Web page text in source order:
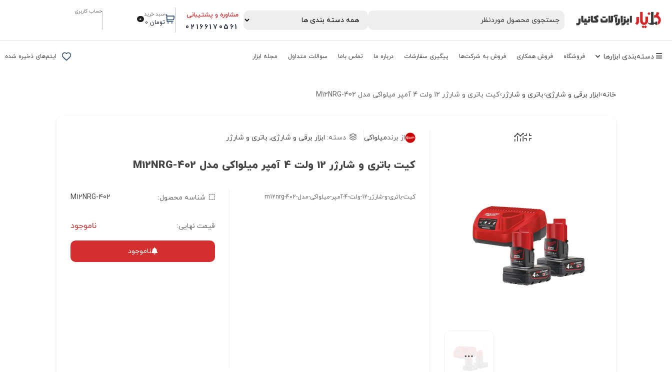
سبد خرید
0تومان 0 مشاوره و پشتیبانی
02166170561
حساب کاربری
دسته‌‌بندی‌ ابزارها فروشگاه فروش همکاری فروش به شرکت‌ها پیگیری سفارشات درباره ما تماس باما سوالات متداول مجله ابزار ایتم‌های ذخیره شده
خانه ابزار برقی و شارژی باتری و شارژر کیت باتری و شارژر 12 ولت 4 آمپر میلواکی مدل M12NRG-402
از برندمیلواکی دسته: ابزار برقی و شارژی, باتری و شارژر
کیت باتری و شارژر 12 ولت 4 آمپر میلواکی مدل M12NRG-402
کیت-باتری-و-شارژر-12-ولت-4-آمپر-میلواکی-مدل-m12nrg-402 شناسه محصول: M12NRG-402
قیمت نهایی: ناموجود
ناموجود